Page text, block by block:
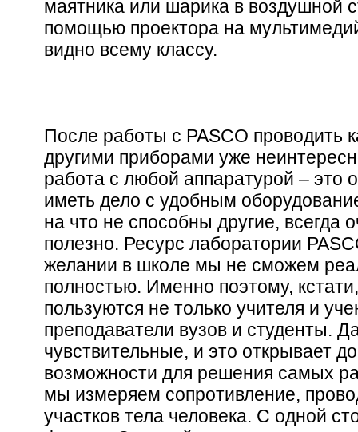
маятника или шарика в воздушной
помощью проектора на
видно всему классу.
После работы с PASCO проводить
другими приборами уже
работа с любой аппаратурой – это
иметь дело с удобным
на что не способны другие, всегда
полезно. Ресурс лаборатории
желании в школе мы не сможем
полностью. Именно поэтому,
пользуются не только учителя и
преподаватели вузов и студенты.
чувствительные, и это открывает
возможности для решения самых
мы измеряем сопротивление,
участков тела человека. С одной